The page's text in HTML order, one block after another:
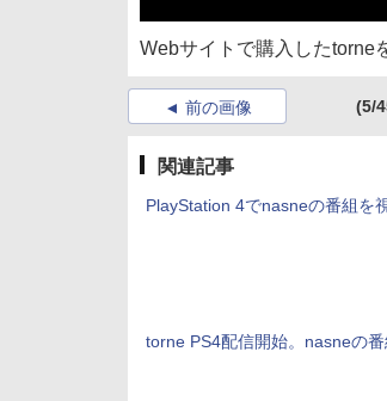
Webサイトで購入したtorne
前の画像 (5/
関連記事
PlayStation 4でnasneの番組を
torne PS4配信開始。nasneの